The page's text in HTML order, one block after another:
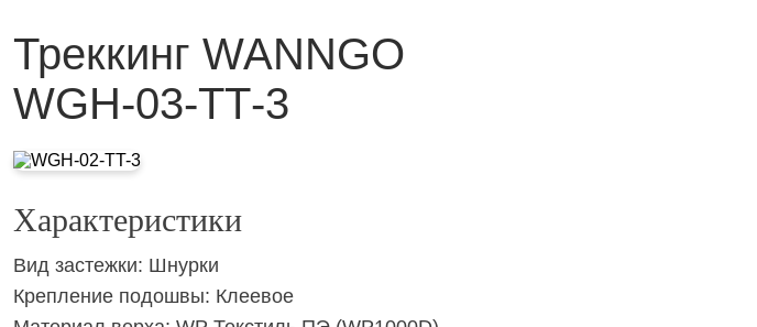
Треккинг WANNGO
WGH‑03‑TT‑3
Характеристики
Вид застежки: Шнурки
Крепление подошвы: Клеевое